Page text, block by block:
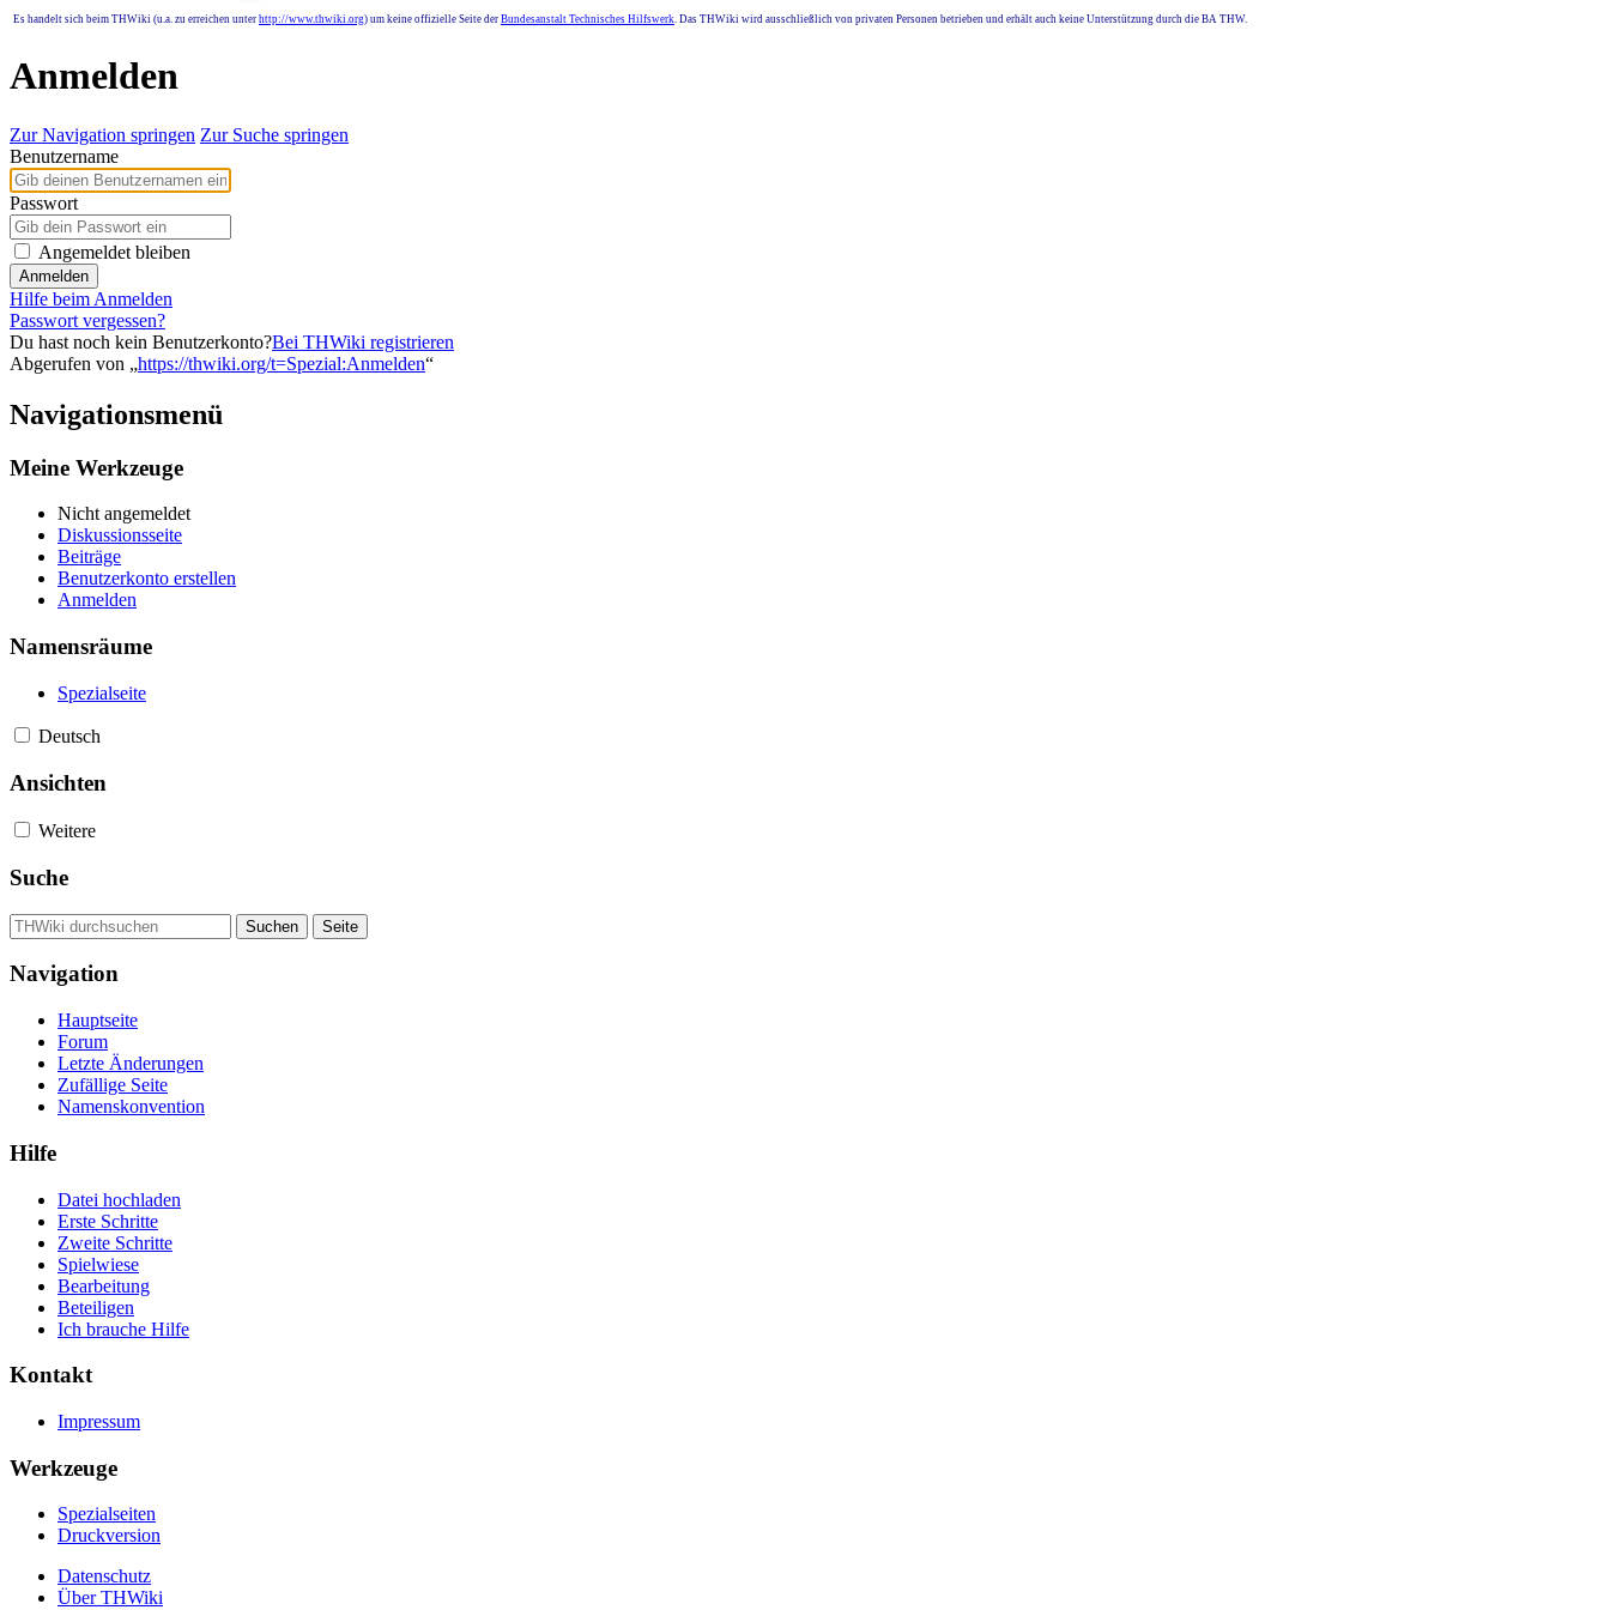
Es handelt sich beim THWiki (u.a. zu erreichen unter http://www.thwiki.org) um keine offizielle Seite der Bundesanstalt Technisches Hilfswerk. Das THWiki wird ausschließlich von privaten Personen betrieben und erhält auch keine Unterstützung durch die BA THW.
Anmelden
Zur Navigation springen Zur Suche springen
Benutzername
Passwort
Angemeldet bleiben
Anmelden
Hilfe beim Anmelden
Passwort vergessen?
Du hast noch kein Benutzerkonto?Bei THWiki registrieren
Abgerufen von „https://thwiki.org/t=Spezial:Anmelden“
Navigationsmenü
Meine Werkzeuge
Nicht angemeldet
Diskussionsseite
Beiträge
Benutzerkonto erstellen
Anmelden
Namensräume
Spezialseite
Deutsch
Ansichten
Weitere
Suche
Navigation
Hauptseite
Forum
Letzte Änderungen
Zufällige Seite
Namenskonvention
Hilfe
Datei hochladen
Erste Schritte
Zweite Schritte
Spielwiese
Bearbeitung
Beteiligen
Ich brauche Hilfe
Kontakt
Impressum
Werkzeuge
Spezialseiten
Druckversion
Datenschutz
Über THWiki